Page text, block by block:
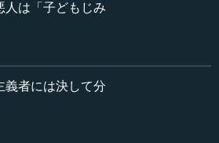
いるのは、アメリカなどで作ら
違うし、大家族主義から生まれた
七条などに表れている民主主義と
業文明、または公害を生み出す
するグローバリストがよしとされ
人は「子どもじみ
義者には決して分